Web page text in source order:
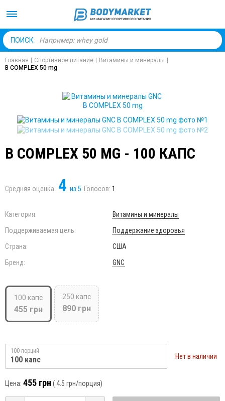
ПОИСК
Главная Спортивное питание Витамины и минералы
B COMPLEX 50 mg
B COMPLEX 50 MG - 100 КАПС
Средняя оценка: 4 из 5 Голосов: 1
Категория:
Витамины и минералы
Поддерживаемая цель:
Поддержание здоровья
Страна:
США
Бренд:
GNC
100 капс
455 грн
250 капс
890 грн
100 порций
100 капс Нет в наличии
Цена: 455 грн (4.5 грн/порция)